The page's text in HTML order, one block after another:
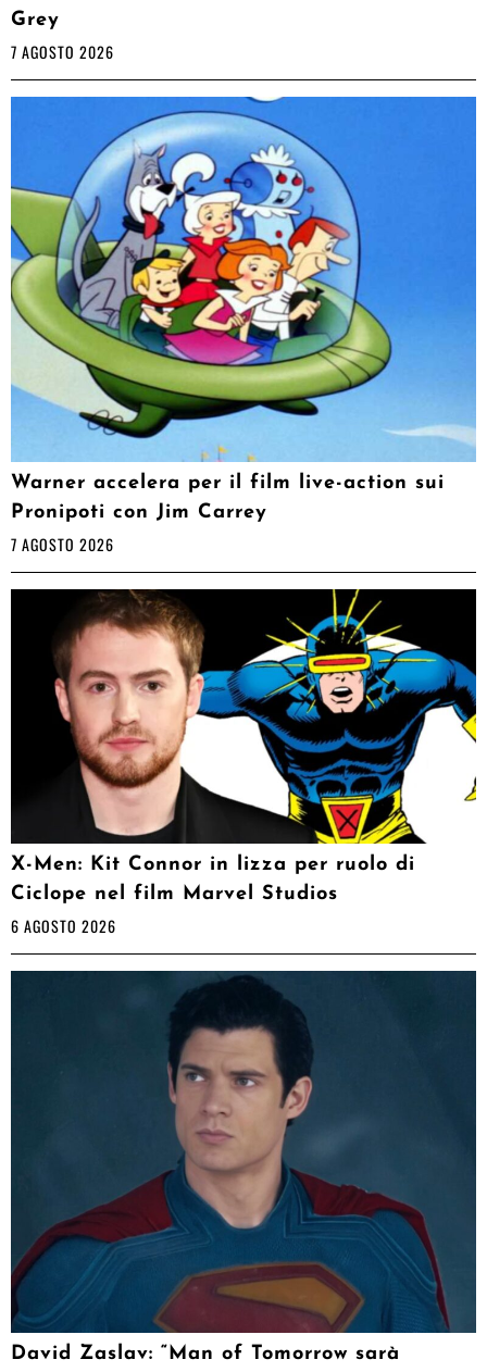
Grey
7 AGOSTO 2026
Warner accelera per il film live-action sui
Pronipoti con Jim Carrey
7 AGOSTO 2026
X-Men: Kit Connor in lizza per ruolo di
Ciclope nel film Marvel Studios
6 AGOSTO 2026
David Zaslav: “Man of Tomorrow sarà